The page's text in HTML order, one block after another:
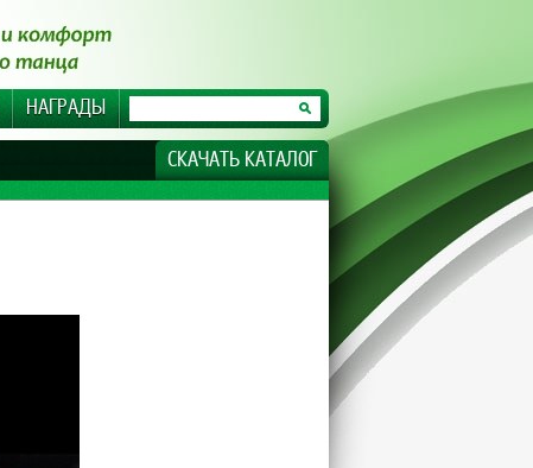
НАГРАДЫ
СКАЧАТЬ КАТАЛОГ